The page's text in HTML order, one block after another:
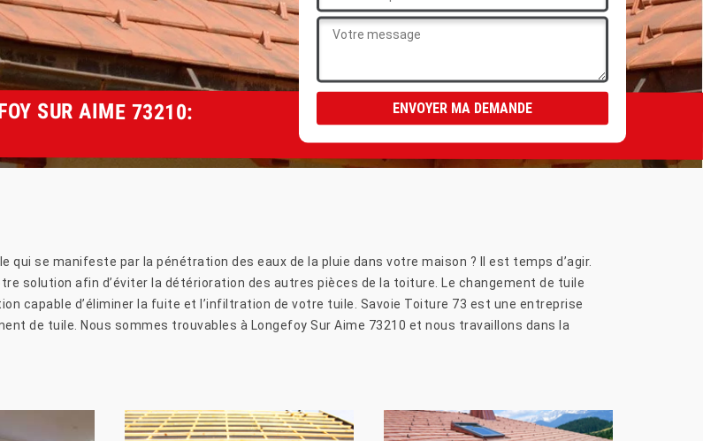
SUR AIME 73210:
se manifeste par la pénétration des eaux de la pluie dans votre maison ? Il est temps d’agir.
solution afin d’éviter la détérioration des autres pièces de la toiture. Le changement de tuile
capable d’éliminer la fuite et l’infiltration de votre tuile. Savoie Toiture 73 est une entreprise
de tuile. Nous sommes trouvables à Longefoy Sur Aime 73210 et nous travaillons dans la